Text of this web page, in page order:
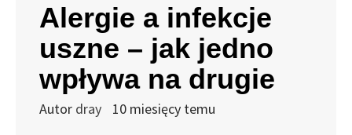
Alergie a infekcje
uszne – jak jedno
wpływa na drugie
Autor dray 10 miesięcy temu